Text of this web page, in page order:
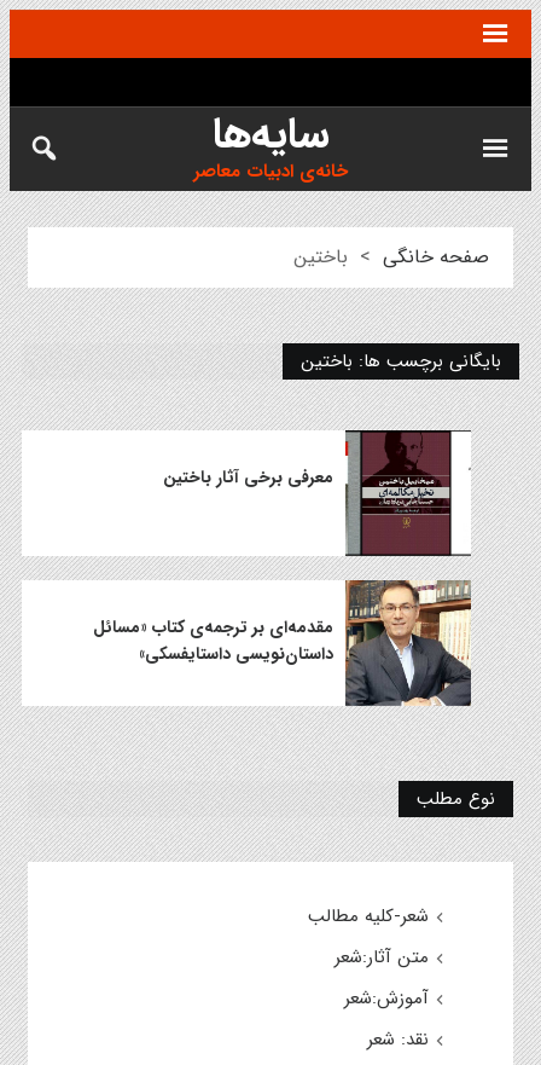
سایه‌ها
خانه‌ی ادبیات معاصر
صفحه خانگی > باختین
بایگانی برچسب ها: باختین
معرفی برخی آثار باختین
مقدمه‌‌ای بر ترجمه‌ی کتاب «مسائل
داستان‌نویسی داستایفسکی»
نوع مطلب
شعر-کلیه مطالب
متن آثار:شعر
آموزش:شعر
نقد: شعر